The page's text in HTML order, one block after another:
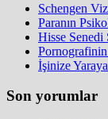
Schengen
Paranın
Hisse
İşinize
Son yorumlar